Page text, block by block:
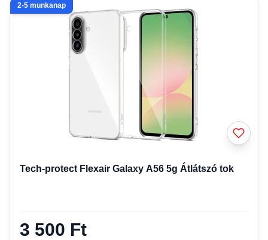
2-5 munkanap
Tech-protect Flexair Galaxy A56 5g Átlátszó tok
3 500 Ft